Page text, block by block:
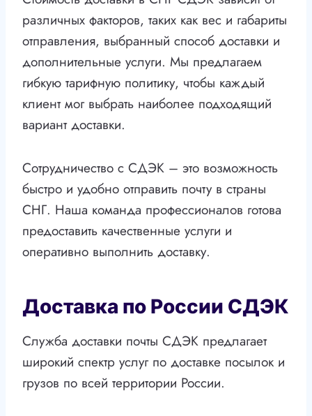
различных факторов, таких как вес и габариты
отправления, выбранный способ доставки и
дополнительные услуги. Мы предлагаем
гибкую тарифную политику, чтобы каждый
клиент мог выбрать наиболее подходящий
вариант доставки.
Сотрудничество с СДЭК – это возможность
быстро и удобно отправить почту в страны
СНГ. Наша команда профессионалов готова
предоставить качественные услуги и
оперативно выполнить доставку.
Доставка по России СДЭК
Служба доставки почты СДЭК предлагает
широкий спектр услуг по доставке посылок и
грузов по всей территории России.